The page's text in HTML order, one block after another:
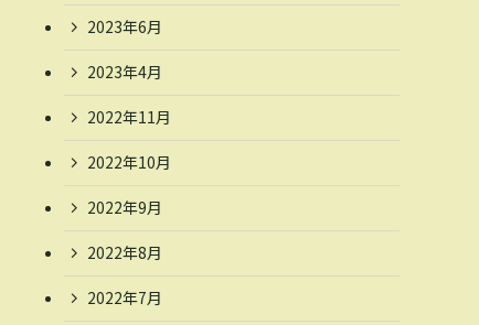
2023年6月
2023年4月
2022年11月
2022年10月
2022年9月
2022年8月
2022年7月